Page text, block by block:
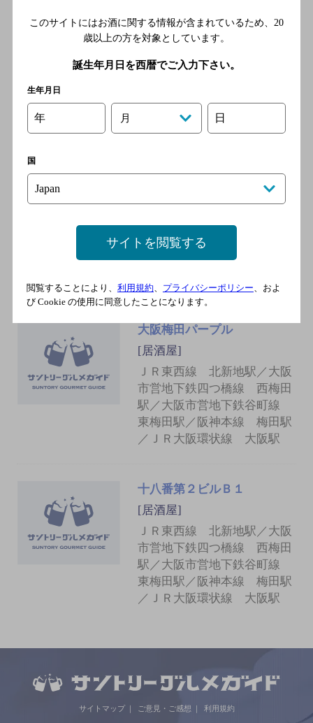
[居酒屋]
市営地下鉄四つ橋線 西梅田
東梅田駅／阪神本線 梅田駅
／ＪＲ大阪環状線 大阪駅
市営地下鉄四つ橋線 西梅田
駅／大阪市営地下鉄谷町線
東梅田駅／阪神本線 梅田駅
大阪梅田パープル
[居酒屋]
ＪＲ東西線 北新地駅／大阪
市営地下鉄四つ橋線 西梅田
駅／大阪市営地下鉄谷町線
東梅田駅／阪神本線 梅田駅
／ＪＲ大阪環状線 大阪駅
十八番第２ビルＢ１
[居酒屋]
ＪＲ東西線 北新地駅／大阪
市営地下鉄四つ橋線 西梅田
駅／大阪市営地下鉄谷町線
東梅田駅／阪神本線 梅田駅
／ＪＲ大阪環状線 大阪駅
サイトマップ ご意見・ご感想 利用規約
このサイトにはお酒に関する情報が含まれているため、 20
歳以上の方を対象としています。
誕生年月日を西暦でご入力下さい。
生年月日
年 月 日
国
サイトを閲覧する
閲覧することにより、 利用規約、 プライバシーポリシー、およ
び Cookie の使用に同意したことになります。